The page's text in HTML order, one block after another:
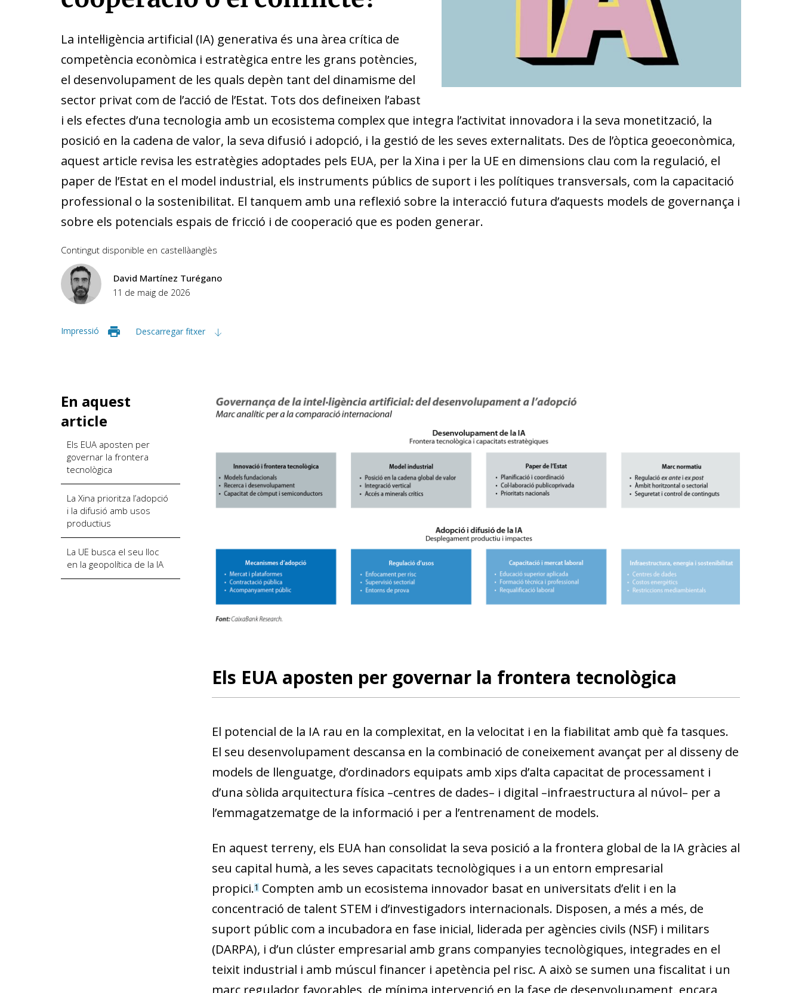
La intel·ligència artificial (IA) generativa és una àrea crítica de
competència econòmica i estratègica entre les grans potències,
el desenvolupament de les quals depèn tant del dinamisme del
sector privat com de l’acció de l’Estat. Tots dos defineixen l’abast
i els efectes d’una tecnologia amb un ecosistema complex que integra l’activitat innovadora i la seva monetització, la
posició en la cadena de valor, la seva difusió i adopció, i la gestió de les seves externalitats. Des de l’òptica geoeconòmica,
aquest article revisa les estratègies adoptades pels EUA, per la Xina i per la UE en dimensions clau com la regulació, el
paper de l’Estat en el model industrial, els instruments públics de suport i les polítiques transversals, com la capacitació
professional o la sostenibilitat. El tanquem amb una reflexió sobre la interacció futura d’aquests models de governança i
sobre els potencials espais de fricció i de cooperació que es poden generar.
Contingut disponible en castellàanglès
David Martínez Turégano
11 de maig de 2026
Impressió Descarregar fitxer
En aquest
article
Els EUA aposten per
governar la frontera
tecnològica
La Xina prioritza l’adopció
i la difusió amb usos
productius
La UE busca el seu lloc
en la geopolítica de la IA
Els EUA aposten per governar la frontera tecnològica
El potencial de la IA rau en la complexitat, en la velocitat i en la fiabilitat amb què fa tasques.
El seu desenvolupament descansa en la combinació de coneixement avançat per al disseny de
models de llenguatge, d’ordinadors equipats amb xips d’alta capacitat de processament i
d’una sòlida arquitectura física –centres de dades– i digital –infraestructura al núvol– per a
l’emmagatzematge de la informació i per a l’entrenament de models.
En aquest terreny, els EUA han consolidat la seva posició a la frontera global de la IA gràcies al
seu capital humà, a les seves capacitats tecnològiques i a un entorn empresarial
propici.1Compten amb un ecosistema innovador basat en universitats d’elit i en la
concentració de talent STEM i d’investigadors internacionals. Disposen, a més a més, de
suport públic com a incubadora en fase inicial, liderada per agències civils (NSF) i militars
(DARPA), i d’un clúster empresarial amb grans companyies tecnològiques, integrades en el
teixit industrial i amb múscul financer i apetència pel risc. A això se sumen una fiscalitat i un
marc regulador favorables, de mínima intervenció en la fase de desenvolupament, encara